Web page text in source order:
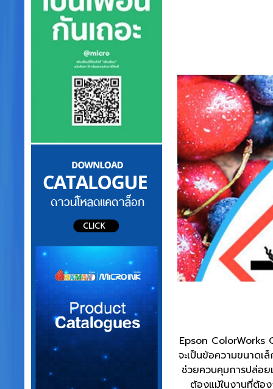
Epson ColorWorks
จะเป็นข้อความขนาด
ช่วยควบคุมการปล่อ
ต้องแม้ในงานที่ต้อ